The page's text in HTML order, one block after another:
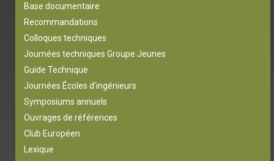
Base documentaire
Recommandations
Colloques techniques
Journées techniques Groupe Jeunes
Guide Technique
Journées Écoles d’ingénieurs
Symposiums annuels
Ouvrages de références
Club Européen
Lexique